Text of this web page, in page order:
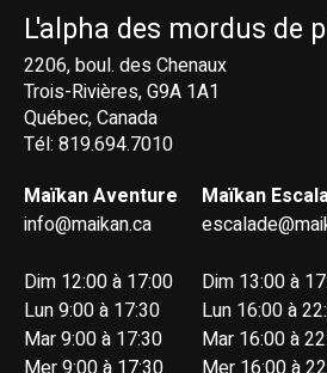
L'alpha des mordus de
2206, boul. des Chenaux
Trois-Rivières, G9A 1A1
Québec, Canada
Tél: 819.694.7010
Maïkan Aventure
info@maikan.ca
Dim 12:00 à 17:00
Lun 9:00 à 17:30
Mar 9:00 à 17:30
Maïkan
Dim 13:00 à
Lun 16:00 à
Mar 16:00 à